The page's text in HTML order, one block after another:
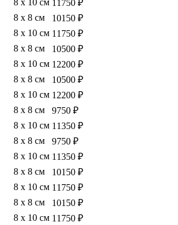
8 х 10 см 11750 ₽
8 х 8 см
10150 ₽
8 х 10 см 11750 ₽
8 х 8 см
10500 ₽
8 х 10 см 12200 ₽
8 х 8 см
10500 ₽
8 х 10 см 12200 ₽
8 х 8 см
9750 ₽
8 х 10 см 11350 ₽
8 х 8 см
9750 ₽
8 х 10 см 11350 ₽
8 х 8 см
10150 ₽
8 х 10 см 11750 ₽
8 х 8 см
10150 ₽
8 х 10 см 11750 ₽